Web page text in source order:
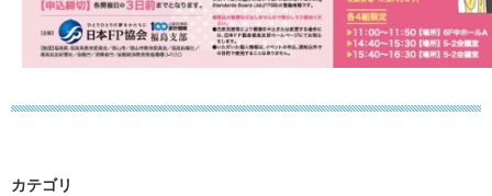
カテゴリ